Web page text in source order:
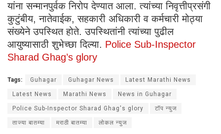
यांना सन्मानपुर्वक निरोप देण्यात आला. त्यांच्या निवृत्तीप्रसंगी
कुटुंबीय, नातेवाईक, सहकारी अधिकारी व कर्मचारी मोठ्या
संख्येने उपस्थित होते. उपस्थितांनी त्यांच्या पुढील
आयुष्यासाठी शुभेच्छा दिल्या. Police Sub-Inspector
Sharad Ghag’s glory
Tags: Guhagar Guhagar News Latest Marathi News
Latest News Marathi News News in Guhagar
Police Sub-Inspector Sharad Ghag's glory टॉप न्युज
ताज्या बातम्या मराठी बातम्या लोकल न्युज